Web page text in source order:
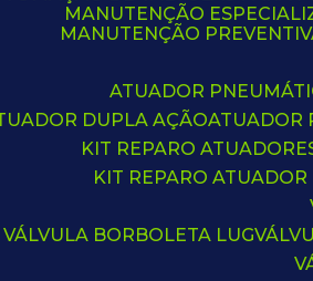
MANUTENÇÃO
MANUTENÇÃO
ATUADOR
DUPLA AÇÃO
KIT REPARO
KIT REPARO ATUADOR
VÁLVULA BORBOLETA LUG